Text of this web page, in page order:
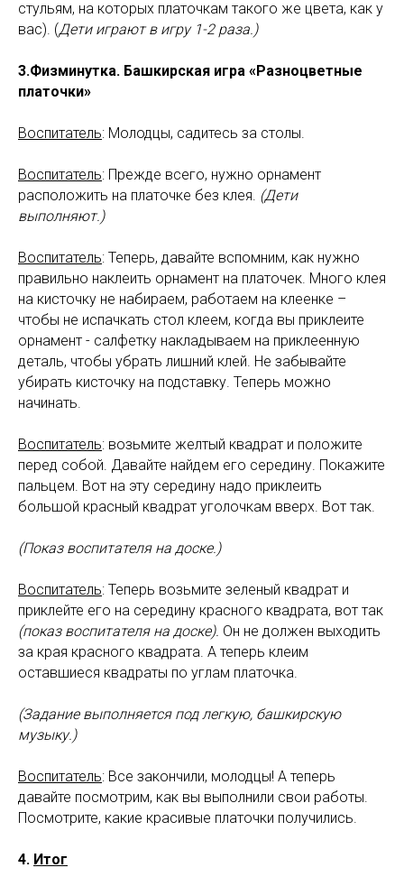
стульям, на которых платочкам такого же цвета, как у
вас). (Дети играют в игру 1-2 раза.)
3.Физминутка. Башкирская игра «Разноцветные
платочки»
Воспитатель: Молодцы, садитесь за столы.
Воспитатель: Прежде всего, нужно орнамент
расположить на платочке без клея. (Дети
выполняют.)
Воспитатель: Теперь, давайте вспомним, как нужно
правильно наклеить орнамент на платочек. Много клея
на кисточку не набираем, работаем на клеенке –
чтобы не испачкать стол клеем, когда вы приклеите
орнамент - салфетку накладываем на приклеенную
деталь, чтобы убрать лишний клей. Не забывайте
убирать кисточку на подставку. Теперь можно
начинать.
Воспитатель: возьмите желтый квадрат и положите
перед собой. Давайте найдем его середину. Покажите
пальцем. Вот на эту середину надо приклеить
большой красный квадрат уголочкам вверх. Вот так.
(Показ воспитателя на доске.)
Воспитатель: Теперь возьмите зеленый квадрат и
приклейте его на середину красного квадрата, вот так
(показ воспитателя на доске). Он не должен выходить
за края красного квадрата. А теперь клеим
оставшиеся квадраты по углам платочка.
(Задание выполняется под легкую, башкирскую
музыку.)
Воспитатель: Все закончили, молодцы! А теперь
давайте посмотрим, как вы выполнили свои работы.
Посмотрите, какие красивые платочки получились.
4. Итог